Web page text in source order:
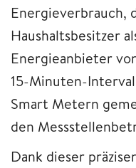
Energieverbrauch,
Haushaltsbesitzer
Energieanbieter
15-Minuten-
Smart Metern
den
Dank dieser